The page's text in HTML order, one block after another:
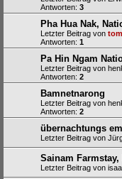
Antworten: 3
Pha Hua Nak,
Letzter Beitrag von tom
Antworten: 1
Pa Hin Ngam
Letzter Beitrag von
Antworten: 2
Bamnetnarong
Letzter Beitrag von
Antworten: 2
übernachtungs
Letzter Beitrag von
Sainam
Letzter Beitrag von